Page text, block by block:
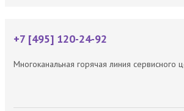
+7 [495] 120-24-92
Многоканальная горячая линия сервисного